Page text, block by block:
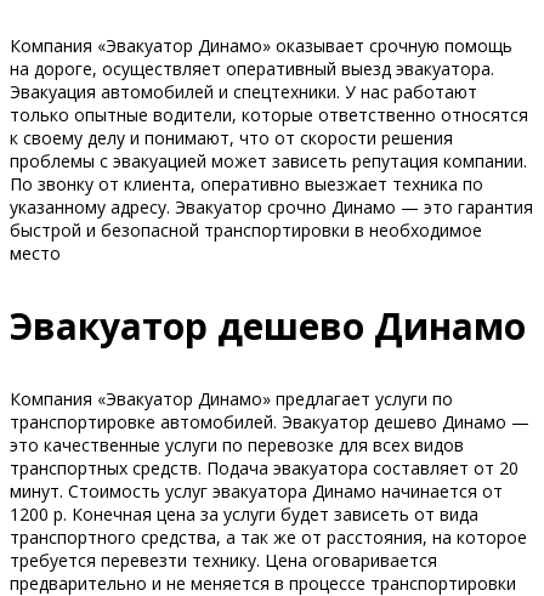
Компания «Эвакуатор Динамо» оказывает срочную помощь
на дороге, осуществляет оперативный выезд эвакуатора.
Эвакуация автомобилей и спецтехники. У нас работают
только опытные водители, которые ответственно относятся
к своему делу и понимают, что от скорости решения
проблемы с эвакуацией может зависеть репутация компании.
По звонку от клиента, оперативно выезжает техника по
указанному адресу. Эвакуатор срочно Динамо — это гарантия
быстрой и безопасной транспортировки в необходимое
место
Эвакуатор дешево Динамо
Компания «Эвакуатор Динамо» предлагает услуги по
транспортировке автомобилей. Эвакуатор дешево Динамо —
это качественные услуги по перевозке для всех видов
транспортных средств. Подача эвакуатора составляет от 20
минут. Стоимость услуг эвакуатора Динамо начинается от
1200 р. Конечная цена за услуги будет зависеть от вида
транспортного средства, а так же от расстояния, на которое
требуется перевезти технику. Цена оговаривается
предварительно и не меняется в процессе транспортировки